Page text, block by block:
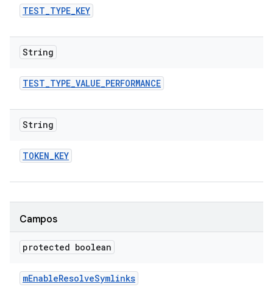
TEST_TYPE_KEY
String
TEST_TYPE_VALUE_PERFORMANCE
String
TOKEN_KEY
Campos
protected boolean
mEnableResolveSymlinks